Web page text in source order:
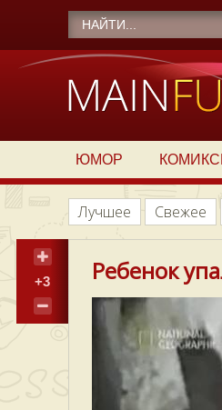
ЮМОР
Лучшее Свежее
+3 Ребенок